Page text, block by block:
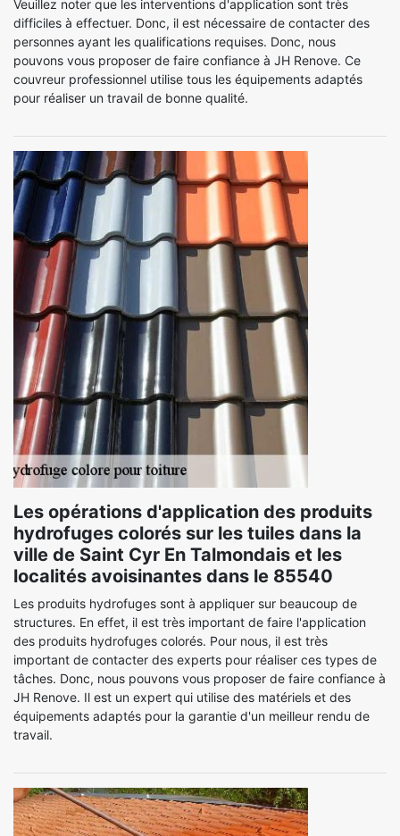
Veuillez noter que les interventions d'application sont très
difficiles à effectuer. Donc, il est nécessaire de contacter des
personnes ayant les qualifications requises. Donc, nous
pouvons vous proposer de faire confiance à JH Renove. Ce
couvreur professionnel utilise tous les équipements adaptés
pour réaliser un travail de bonne qualité.
Les opérations d'application des produits
hydrofuges colorés sur les tuiles dans la
ville de Saint Cyr En Talmondais et les
localités avoisinantes dans le 85540
Les produits hydrofuges sont à appliquer sur beaucoup de
structures. En effet, il est très important de faire l'application
des produits hydrofuges colorés. Pour nous, il est très
important de contacter des experts pour réaliser ces types de
tâches. Donc, nous pouvons vous proposer de faire confiance à
JH Renove. Il est un expert qui utilise des matériels et des
équipements adaptés pour la garantie d'un meilleur rendu de
travail.